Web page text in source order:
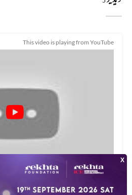
This video is playing from YouTube